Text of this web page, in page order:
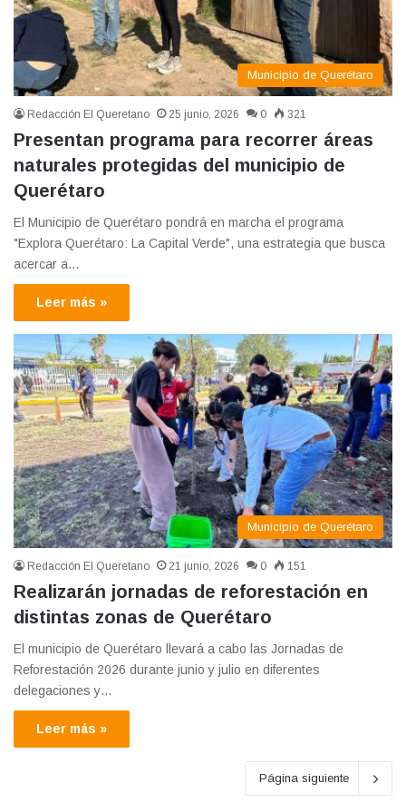
Municipio de Querétaro
Redacción El Queretano 25 junio, 2026 0 321
Presentan programa para recorrer áreas
naturales protegidas del municipio de
Querétaro
El Municipio de Querétaro pondrá en marcha el programa
"Explora Querétaro: La Capital Verde", una estrategia que busca
acercar a…
Leer más »
Municipio de Querétaro
Redacción El Queretano 21 junio, 2026 0 151
Realizarán jornadas de reforestación en
distintas zonas de Querétaro
El municipio de Querétaro llevará a cabo las Jornadas de
Reforestación 2026 durante junio y julio en diferentes
delegaciones y…
Leer más »
Página siguiente